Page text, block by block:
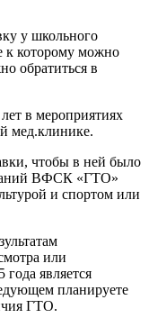
у школьного
к которому можно
обратиться в
в мероприятиях
мед.клинике.
чтобы в ней было
ВФСК «ГТО»
и спортом или
или
является
планируете
ГТО.